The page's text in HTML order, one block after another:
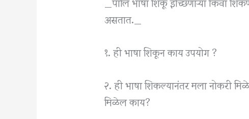
असतात._
१. ही भाषा शिकून काय उपयोग ?
२. ही भाषा शिकल्यानंतर मला नोकरी
मिळेल काय?